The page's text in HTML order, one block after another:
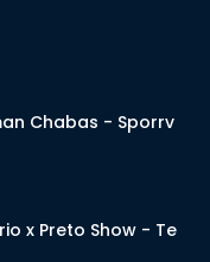
Chabas - Sporrv
x Preto Show - Te